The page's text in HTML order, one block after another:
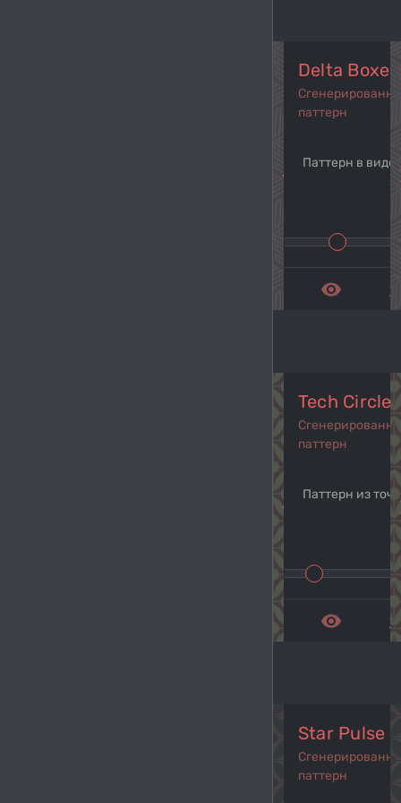
navigate_before
Delta Boxes
паттерн
Паттерн в виде
remove_red_eye
navigate_before
Tech Circle
паттерн
Паттерн из
remove_red_eye
Star Pulse
паттерн